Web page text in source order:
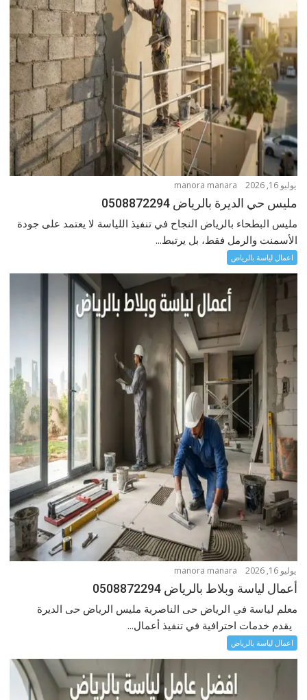
يوليو 16, 2026 manora manara
مليس حي الديرة بالرياض 0508872294
مليس البطحاء بالرياض النجاح في تنفيذ اللياسة لا يعتمد على جودة
الأسمنت والرمل فقط، بل يرتبط...
اعمال لياسة بالرياض
يوليو 16, 2026 manora manara
أعمال لياسة وبلاط بالرياض 0508872294
معلم لياسة في الرياض حى الناصرية مليس الرياض حى الديرة
يقدم خدمات احترافية في تنفيذ أعمال...
اعمال لياسة بالرياض